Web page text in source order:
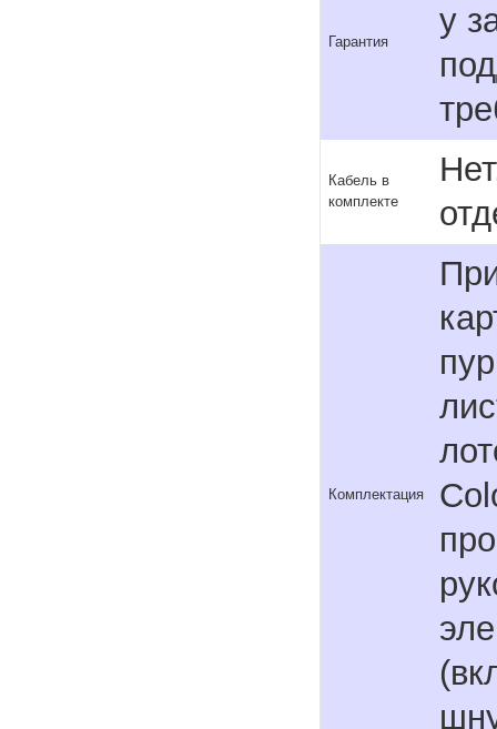
Гарантия
у
Кабель в
комплекте
Комплектация